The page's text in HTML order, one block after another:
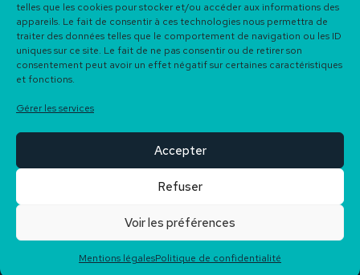
telles que les cookies pour stocker et/ou accéder aux informations des
appareils. Le fait de consentir à ces technologies nous permettra de
traiter des données telles que le comportement de navigation ou les ID
uniques sur ce site. Le fait de ne pas consentir ou de retirer son
consentement peut avoir un effet négatif sur certaines caractéristiques
et fonctions.
Gérer les services
Accepter
Refuser
Voir les préférences
Mentions légalesPolitique de confidentialité
© 2026 - Créé parARANEA
NOS COORDONNÉES
116 Rue des 4 Cantons, 64600 Anglet
05 59 63 33 84
contact@bakarra-immobilier.fr
09h30 à 12h30 - 14h00 à 18h00